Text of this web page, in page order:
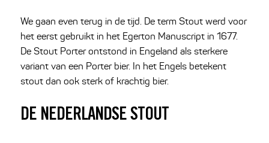
We gaan even terug in de tijd. De term Stout werd voor
het eerst gebruikt in het Egerton Manuscript in 1677.
De Stout Porter ontstond in Engeland als sterkere
variant van een Porter bier. In het Engels betekent
stout dan ook sterk of krachtig bier.
DE NEDERLANDSE STOUT